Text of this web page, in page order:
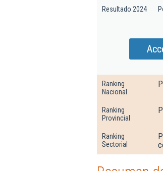
Resultado 2024
Ranking
Nacional
Ranking
Provincial
Ranking
Sectorial